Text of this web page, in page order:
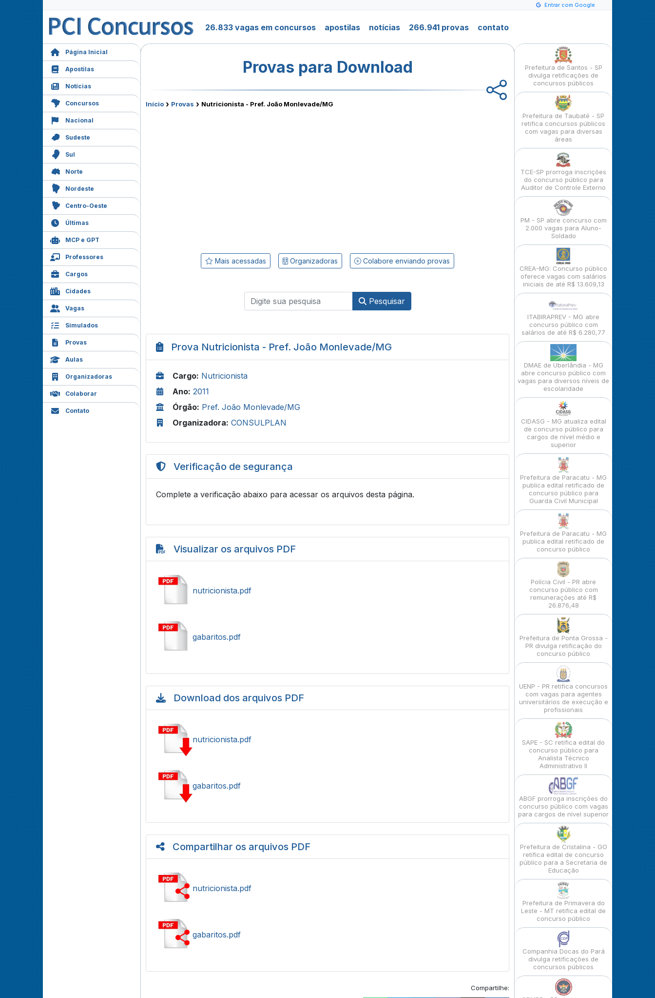
Entrar com Google
26.833 vagas em concursos apostilas notícias 266.941 provas contato
Página Inicial
Apostilas
Notícias
Concursos
Nacional
Sudeste
Sul
Norte
Nordeste
Centro-Oeste
Últimas
MCP e GPT
Professores
Cargos
Cidades
Vagas
Simulados
Provas
Aulas
Organizadoras
Colaborar
Contato
Provas para Download
Início › Provas › Nutricionista - Pref. João Monlevade/MG
Mais acessadas Organizadoras Colabore enviando provas
Pesquisar
Prova Nutricionista - Pref. João Monlevade/MG
Cargo: Nutricionista
Ano: 2011
Órgão: Pref. João Monlevade/MG
Organizadora: CONSULPLAN
Verificação de segurança
Complete a verificação abaixo para acessar os arquivos desta página.
Visualizar os arquivos PDF
nutricionista.pdf
gabaritos.pdf
Download dos arquivos PDF
nutricionista.pdf
gabaritos.pdf
Compartilhar os arquivos PDF
nutricionista.pdf
gabaritos.pdf
Compartilhe:
Prefeitura de Santos - SP
divulga retificações de
concursos públicos
Prefeitura de Taubaté - SP
retifica concursos públicos
com vagas para diversas
áreas
TCE-SP prorroga inscrições
do concurso público para
Auditor de Controle Externo
PM - SP abre concurso com
2.000 vagas para Aluno-
Soldado
CREA-MG: Concurso público
oferece vagas com salários
iniciais de até R$ 13.609,13
ITABIRAPREV - MG abre
concurso público com
salários de até R$ 6.280,77
DMAE de Uberlândia - MG
abre concurso público com
vagas para diversos níveis de
escolaridade
CIDASG - MG atualiza edital
de concurso público para
cargos de nível médio e
superior
Prefeitura de Paracatu - MG
publica edital retificado de
concurso público para
Guarda Civil Municipal
Prefeitura de Paracatu - MG
publica edital retificado de
concurso público
Polícia Civil - PR abre
concurso público com
remunerações até R$
26.876,48
Prefeitura de Ponta Grossa -
PR divulga retificação do
concurso público
UENP - PR retifica concursos
com vagas para agentes
universitários de execução e
profissionais
SAPE - SC retifica edital do
concurso público para
Analista Técnico
Administrativo II
ABGF prorroga inscrições do
concurso público com vagas
para cargos de nível superior
Prefeitura de Cristalina - GO
retifica edital de concurso
público para a Secretaria de
Educação
Prefeitura de Primavera do
Leste - MT retifica edital de
concurso público
Companhia Docas do Pará
divulga retificações de
concursos públicos